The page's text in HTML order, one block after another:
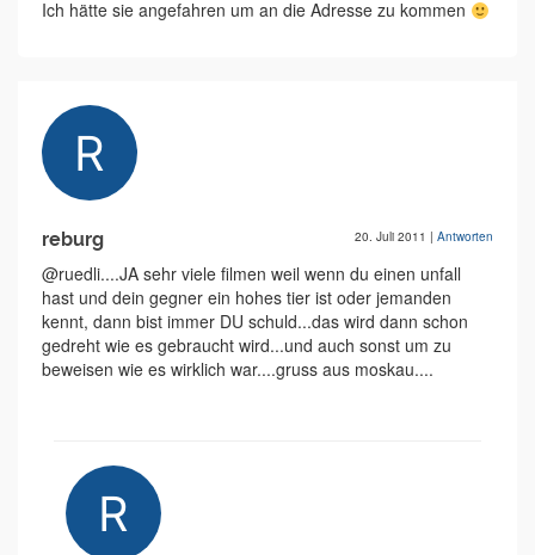
Ich hätte sie angefahren um an die Adresse zu kommen
reburg 20. Juli 2011 | Antworten
@ruedli....JA sehr viele filmen weil wenn du einen unfall
hast und dein gegner ein hohes tier ist oder jemanden
kennt, dann bist immer DU schuld...das wird dann schon
gedreht wie es gebraucht wird...und auch sonst um zu
beweisen wie es wirklich war....gruss aus moskau....